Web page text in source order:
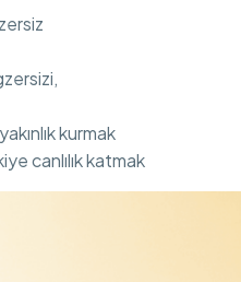
kurmak
canlılık katmak